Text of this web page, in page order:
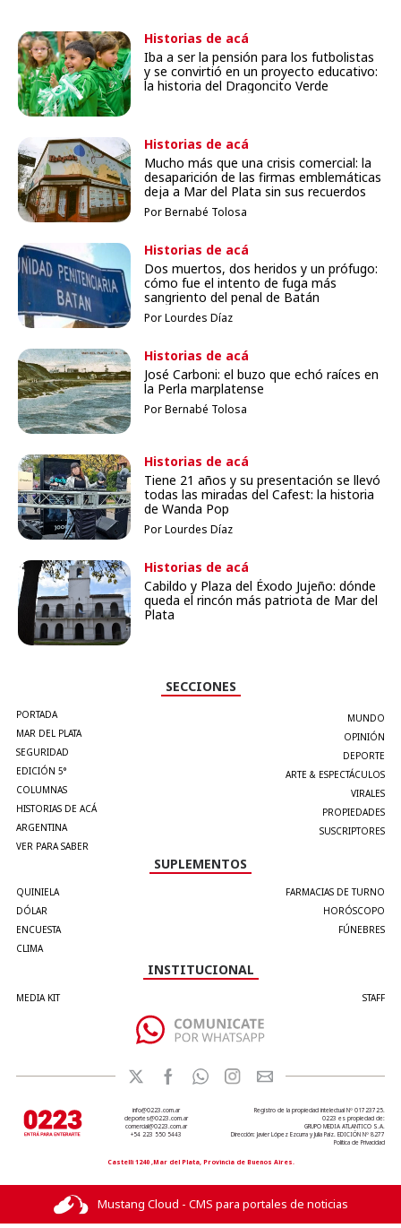
Historias de acá
Iba a ser la pensión para los futbolistas
y se convirtió en un proyecto educativo:
la historia del Dragoncito Verde
Historias de acá
Mucho más que una crisis comercial: la
desaparición de las firmas emblemáticas
deja a Mar del Plata sin sus recuerdos
Por Bernabé Tolosa
Historias de acá
Dos muertos, dos heridos y un prófugo:
cómo fue el intento de fuga más
sangriento del penal de Batán
Por Lourdes Díaz
Historias de acá
José Carboni: el buzo que echó raíces en
la Perla marplatense
Por Bernabé Tolosa
Historias de acá
Tiene 21 años y su presentación se llevó
todas las miradas del Cafest: la historia
de Wanda Pop
Por Lourdes Díaz
Historias de acá
Cabildo y Plaza del Éxodo Jujeño: dónde
queda el rincón más patriota de Mar del
Plata
SECCIONES
PORTADA
MAR DEL PLATA
SEGURIDAD
EDICIÓN 5°
COLUMNAS
HISTORIAS DE ACÁ
ARGENTINA
VER PARA SABER
MUNDO
OPINIÓN
DEPORTE
ARTE & ESPECTÁCULOS
VIRALES
PROPIEDADES
SUSCRIPTORES
SUPLEMENTOS
QUINIELA
DÓLAR
ENCUESTA
CLIMA
FARMACIAS DE TURNO
HORÓSCOPO
FÚNEBRES
INSTITUCIONAL
MEDIA KIT STAFF
info@0223.com.ar
deportes@0223.com.ar
comercial@0223.com.ar
+54 223 550 5443
Registro de la propiedad intelectual Nº 01723725.
0223 es propiedad de:
GRUPO MEDIA ATLANTICO S.A.
Dirección: Javier López Ezcurra y Julia Paiz. EDICIÓN Nº 8277
Política de Privacidad
Castelli 1240 ,Mar del Plata, Provincia de Buenos Aires.
Mustang Cloud - CMS para portales de noticias